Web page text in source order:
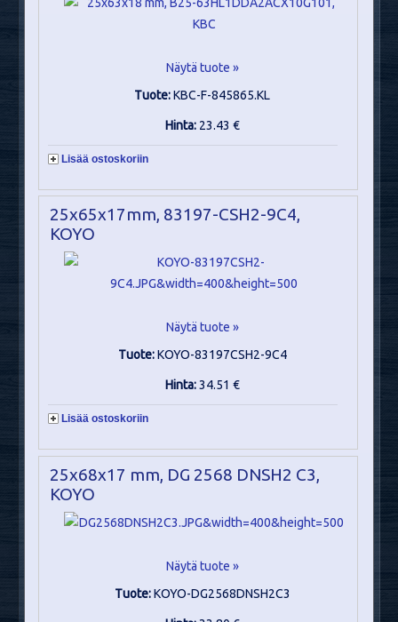
Näytä tuote »
Tuote:KBC-F-845865.KL
Hinta: 23.43 €
Lisää ostoskoriin
25x65x17mm, 83197-CSH2-9C4,
KOYO
Näytä tuote »
Tuote:KOYO-83197CSH2-9C4
Hinta:34.51 €
Lisää ostoskoriin
25x68x17 mm, DG 2568 DNSH2 C3,
KOYO
Näytä tuote »
Tuote:KOYO-DG2568DNSH2C3